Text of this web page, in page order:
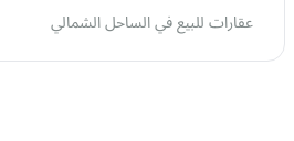
عقارات للبيع في الساحل الشمالي